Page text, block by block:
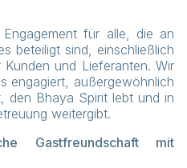
für alle, die an
beteiligt sind, einschließlich
und Lieferanten. Wir
engagiert, außergewöhnlich
den Bhaya Spirit lebt und in
weitergibt.
Gastfreundschaft mit